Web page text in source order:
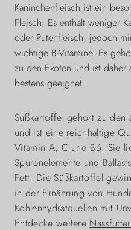
Kaninchenfleisch ist ein
Fleisch. Es enthält weniger
oder Putenfleisch, jedoch
wichtige B-Vitamine. Es
zu den Exoten und ist daher
bestens geeignet.
Süßkartoffel gehört zu den
und ist eine reichhaltige
Vitamin A, C und B6. Sie
Spurenelemente und
Fett. Die Süßkartoffel
in der Ernährung von
Kohlenhydratquellen mit
Entdecke weitere